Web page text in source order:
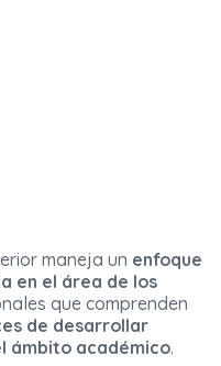
maneja un enfoque
en el área de los
que comprenden
de desarrollar
ámbito académico.